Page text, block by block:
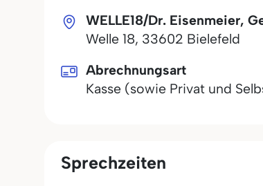
WELLE18/Dr. Eisenmeier,
Welle 18, 33602 Bielefeld
Abrechnungsart
Kasse (sowie Privat und
Sprechzeiten